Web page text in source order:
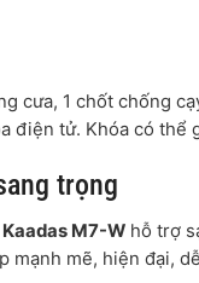
cưa, 1 chốt chống
điện tử. Khóa có
trọng
M7-W hỗ trợ
mạnh mẽ, hiện đại,